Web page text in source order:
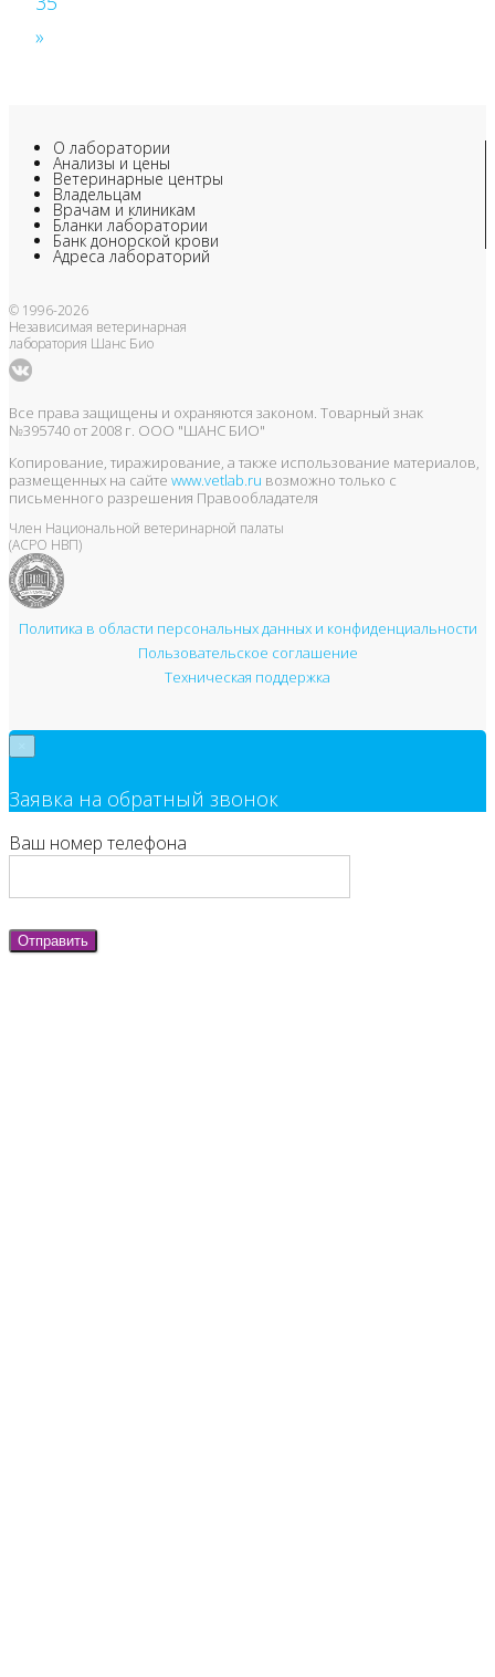
»
О лаборатории
Анализы и цены
Ветеринарные центры
Владельцам
Врачам и клиникам
Бланки лаборатории
Банк донорской крови
Адреса лабораторий
© 1996-2026
Независимая ветеринарная
лаборатория Шанс Био
Все права защищены и охраняются законом. Товарный знак
№395740 от 2008 г. ООО "ШАНС БИО"
Копирование, тиражирование, а также использование материалов,
размещенных на сайте www.vetlab.ru возможно только с
письменного разрешения Правообладателя
Член Национальной ветеринарной палаты
(АСРО НВП)
Политика в области персональных данных и конфиденциальности
Пользовательское соглашение
Техническая поддержка
Заявка на обратный звонок
Ваш номер телефона
Отправить